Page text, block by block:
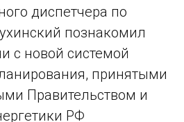
диспетчера по
познакомил
с новой системой
принятыми
Правительством и
РФ